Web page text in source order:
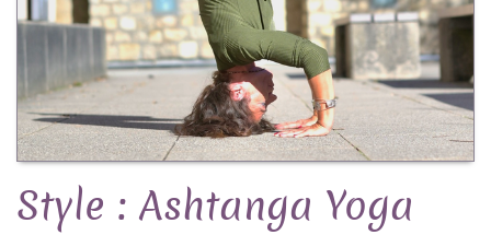
Style : Ashtanga Yoga